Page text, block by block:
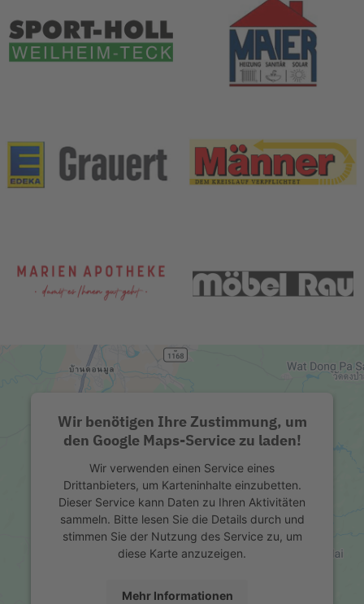
Wir benötigen Ihre Zustimmung, um
den Google Maps-Service zu laden!
Wir verwenden einen Service eines
Drittanbieters, um Karteninhalte einzubetten.
Dieser Service kann Daten zu Ihren Aktivitäten
sammeln. Bitte lesen Sie die Details durch und
stimmen Sie der Nutzung des Service zu, um
diese Karte anzuzeigen.
Mehr Informationen